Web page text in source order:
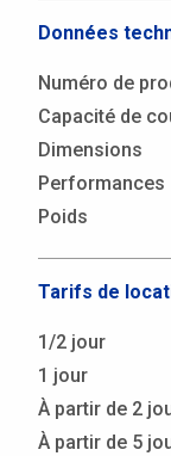
Données
Numéro de
Capacité de
Dimensions
Performances
Poids
Tarifs de
1/2 jour
1 jour
À partir de 2
À partir de 5